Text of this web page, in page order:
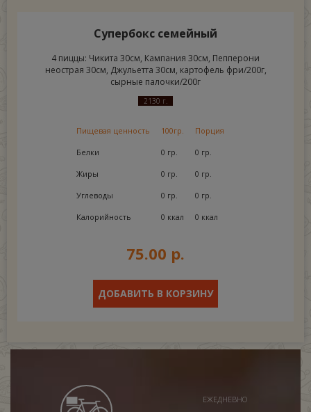
Супербокс семейный
4 пиццы: Чикита 30см, Кампания 30см, Пепперони
неострая 30см, Джульетта 30см, картофель фри/200г,
сырные палочки/200г
2130 г.
Пищевая ценность 100гр. Порция
Белки 0 гр. 0 гр.
Жиры 0 гр. 0 гр.
Углеводы 0 гр. 0 гр.
Калорийность 0 ккал 0 ккал
75.00 р.
ДОБАВИТЬ В КОРЗИНУ
ЕЖЕДНЕВНО